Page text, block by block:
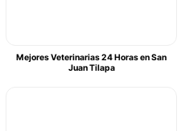
Mejores Veterinarias 24 Horas en San
Juan Tilapa